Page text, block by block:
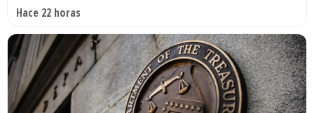
Hace 22 horas